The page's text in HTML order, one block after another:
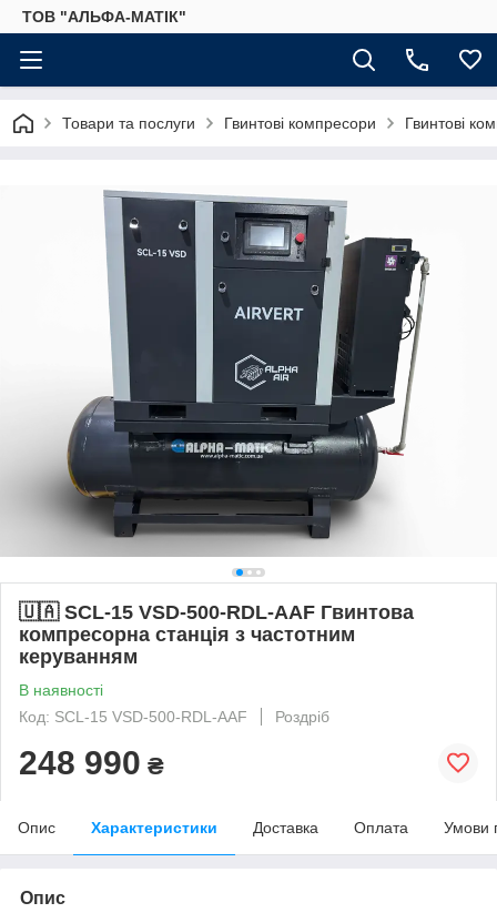
ТОВ "АЛЬФА-МАТІК"
Товари та послуги Гвинтові компресори Гвинтові
🇺🇦 SCL-15 VSD-500-RDL-AAF Гвинтова
компресорна станція з частотним
керуванням
В наявності
Код: SCL-15 VSD-500-RDL-AAF
Роздріб
248 990 ₴
Опис Характеристики Доставка Оплата Умови
Опис